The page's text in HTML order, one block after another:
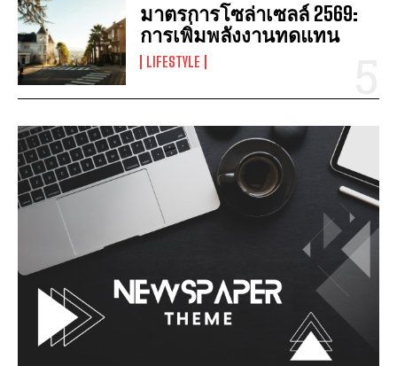
มาตรการโซล่าเซลล์ 2569:
การเพิ่มพลังงานทดแทน
LIFESTYLE